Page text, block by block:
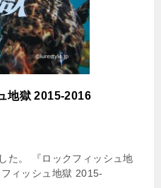
地獄 2015-2016
た。 『ロックフィッシュ地
ィッシュ地獄 2015-